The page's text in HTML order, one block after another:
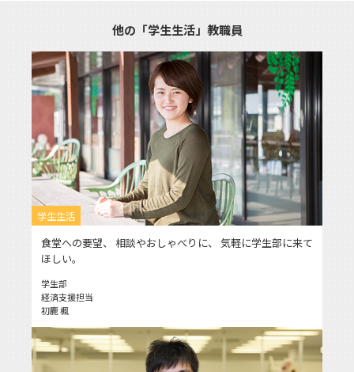
他の「学生生活」教職員
学生生活
食堂への要望、 相談やおしゃべりに、 気軽に学生部に来て
ほしい。
学生部
経済支援担当
初鹿 楓